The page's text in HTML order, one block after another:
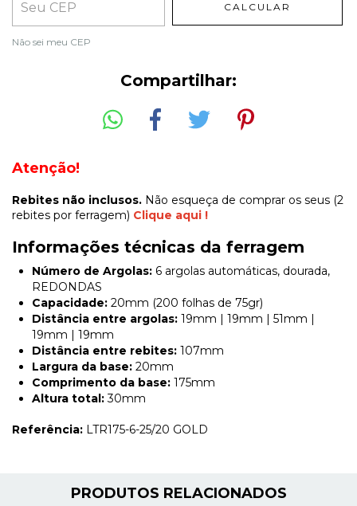
CALCULAR
Não sei meu CEP
Compartilhar:
Atenção!
Rebites não inclusos. Não esqueça de comprar os seus (2
rebites por ferragem) Clique aqui !
Informações técnicas da ferragem
Número de Argolas: 6 argolas automáticas, dourada,
REDONDAS
Capacidade: 20mm (200 folhas de 75gr)
Distância entre argolas: 19mm | 19mm | 51mm |
19mm | 19mm
Distância entre rebites: 107mm
Largura da base: 20mm
Comprimento da base: 175mm
Altura total:30mm
Referência: LTR175-6-25/20 GOLD
PRODUTOS RELACIONADOS